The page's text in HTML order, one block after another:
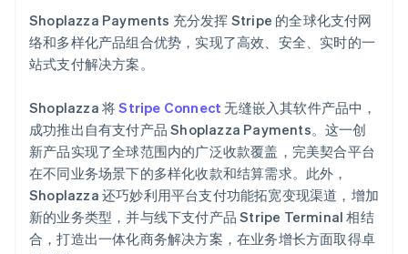
Shoplazza Payments 充分发挥 Stripe 的全球化支付网
络和多样化产品组合优势，实现了高效、安全、实时的一
站式支付解决方案。
Shoplazza 将Stripe Connect 无缝嵌入其软件产品中，
成功推出自有支付产品 Shoplazza Payments。这一创
新产品实现了全球范围内的广泛收款覆盖，完美契合平台
在不同业务场景下的多样化收款和结算需求。此外，
Shoplazza 还巧妙利用平台支付功能拓宽变现渠道，增加
新的业务类型，并与线下支付产品 Stripe Terminal 相结
合，打造出一体化商务解决方案，在业务增长方面取得卓